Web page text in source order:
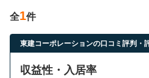
営業時間：10:00〜19:00(土日祝も営業中
全1件
東建コーポレーションの口コミ評判・
収益性・入居率